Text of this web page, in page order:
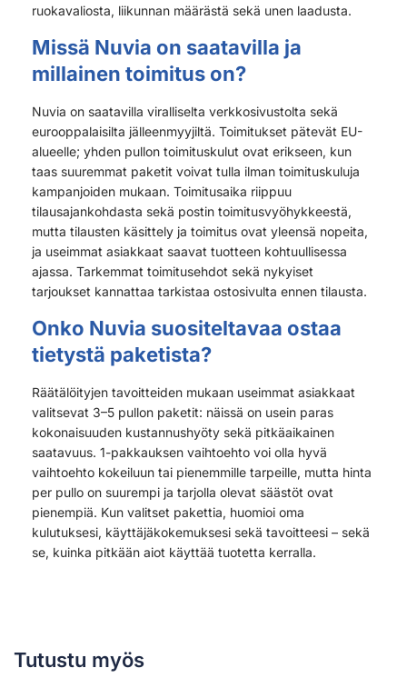
ruokavaliosta, liikunnan määrästä sekä unen laadusta.
Missä Nuvia on saatavilla ja
millainen toimitus on?
Nuvia on saatavilla viralliselta verkkosivustolta sekä
eurooppalaisilta jälleenmyyjiltä. Toimitukset pätevät EU-
alueelle; yhden pullon toimituskulut ovat erikseen, kun
taas suuremmat paketit voivat tulla ilman toimituskuluja
kampanjoiden mukaan. Toimitusaika riippuu
tilausajankohdasta sekä postin toimitusvyöhykkeestä,
mutta tilausten käsittely ja toimitus ovat yleensä nopeita,
ja useimmat asiakkaat saavat tuotteen kohtuullisessa
ajassa. Tarkemmat toimitusehdot sekä nykyiset
tarjoukset kannattaa tarkistaa ostosivulta ennen tilausta.
Onko Nuvia suositeltavaa ostaa
tietystä paketista?
Räätälöityjen tavoitteiden mukaan useimmat asiakkaat
valitsevat 3–5 pullon paketit: näissä on usein paras
kokonaisuuden kustannushyöty sekä pitkäaikainen
saatavuus. 1-pakkauksen vaihtoehto voi olla hyvä
vaihtoehto kokeiluun tai pienemmille tarpeille, mutta hinta
per pullo on suurempi ja tarjolla olevat säästöt ovat
pienempiä. Kun valitset pakettia, huomioi oma
kulutuksesi, käyttäjäkokemuksesi sekä tavoitteesi – sekä
se, kuinka pitkään aiot käyttää tuotetta kerralla.
Tutustu myös